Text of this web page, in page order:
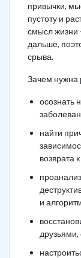
привычки,
пустоту и
смысл жизни
дальше,
срыва.
Зачем нужна
осознать
найти
возврата
и